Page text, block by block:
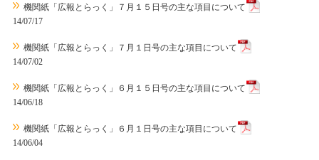
機関紙「広報とらっく」７月１５日号の主な項目について
14/07/17
機関紙「広報とらっく」７月１日号の主な項目について
14/07/02
機関紙「広報とらっく」６月１５日号の主な項目について
14/06/18
機関紙「広報とらっく」６月１日号の主な項目について
14/06/04